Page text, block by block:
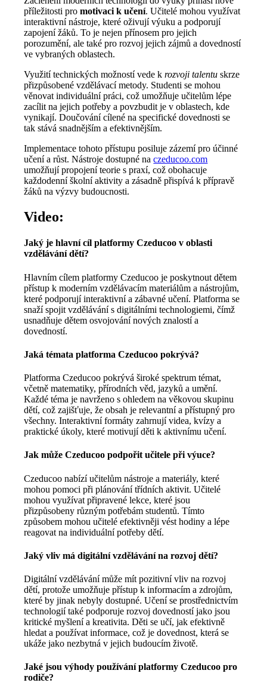
příležitosti promotivaci k učení. Učitelé mohou využívat
interaktivní nástroje, které oživují výuku a podporují
zapojení žáků. To je nejen přínosem pro jejich
porozumění, ale také pro rozvoj jejich zájmů a dovedností
ve vybraných oblastech.
Využití technických možností vede krozvoji talentu skrze
přizpůsobené vzdělávací metody. Studenti se mohou
věnovat individuální práci, což umožňuje učitelům lépe
zacílit na jejich potřeby a povzbudit je v oblastech, kde
vynikají. Doučování cílené na specifické dovednosti se
tak stává snadnějším a efektivnějším.
Implementace tohoto přístupu posiluje zázemí pro účinné
učení a růst. Nástroje dostupné naczeducoo.com
umožňují propojení teorie s praxí, což obohacuje
každodenní školní aktivity a zásadně přispívá k přípravě
žáků na výzvy budoucnosti.
Video:
Jaký je hlavní cíl platformy Czeducoo v oblasti
vzdělávání dětí?
Hlavním cílem platformy Czeducoo je poskytnout dětem
přístup k moderním vzdělávacím materiálům a nástrojům,
které podporují interaktivní a zábavné učení. Platforma se
snaží spojit vzdělávání s digitálními technologiemi, čímž
usnadňuje dětem osvojování nových znalostí a
dovedností.
Jaká témata platforma Czeducoo pokrývá?
Platforma Czeducoo pokrývá široké spektrum témat,
včetně matematiky, přírodních věd, jazyků a umění.
Každé téma je navrženo s ohledem na věkovou skupinu
dětí, což zajišťuje, že obsah je relevantní a přístupný pro
všechny. Interaktivní formáty zahrnují videa, kvízy a
praktické úkoly, které motivují děti k aktivnímu učení.
Jak může Czeducoo podpořit učitele při výuce?
Czeducoo nabízí učitelům nástroje a materiály, které
mohou pomoci při plánování třídních aktivit. Učitelé
mohou využívat připravené lekce, které jsou
přizpůsobeny různým potřebám studentů. Tímto
způsobem mohou učitelé efektivněji vést hodiny a lépe
reagovat na individuální potřeby dětí.
Jaký vliv má digitální vzdělávání na rozvoj dětí?
Digitální vzdělávání může mít pozitivní vliv na rozvoj
dětí, protože umožňuje přístup k informacím a zdrojům,
které by jinak nebyly dostupné. Učení se prostřednictvím
technologií také podporuje rozvoj dovedností jako jsou
kritické myšlení a kreativita. Děti se učí, jak efektivně
hledat a používat informace, což je dovednost, která se
ukáže jako nezbytná v jejich budoucím životě.
Jaké jsou výhody používání platformy Czeducoo pro
rodiče?